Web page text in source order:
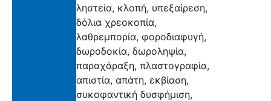
ληστεία, κλοπή, υπεξαίρεση,
δόλια χρεοκοπία,
λαθρεμπορία, φοροδιαφυγή,
δωροδοκία, δωροληψία,
παραχάραξη, πλαστογραφία,
απιστία, απάτη, εκβίαση,
συκοφαντική δυσφήμιση,